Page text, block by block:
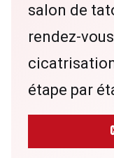
salon de
rendez-
étape par